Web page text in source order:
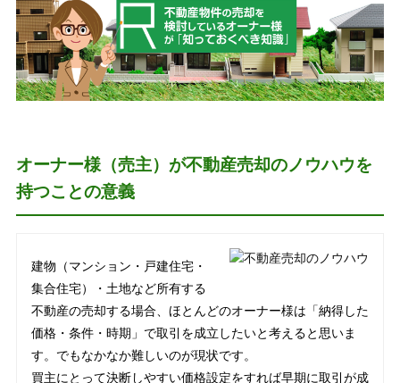
オーナー様（売主）が不動産売却のノウハウを
持つことの意義
建物（マンション・戸建住宅・
集合住宅）・土地など所有する
不動産の売却する場合、ほとんどのオーナー様は「納得した
価格・条件・時期」で取引を成立したいと考えると思いま
す。でもなかなか難しいのが現状です。
買主にとって決断しやすい価格設定をすれば早期に取引が成